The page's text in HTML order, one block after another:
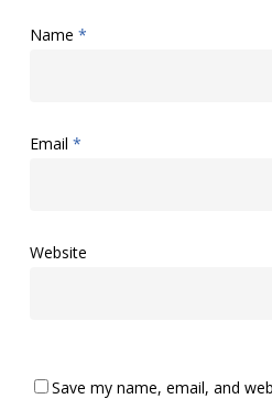
Name *
Email *
Website
Save my name, email, and